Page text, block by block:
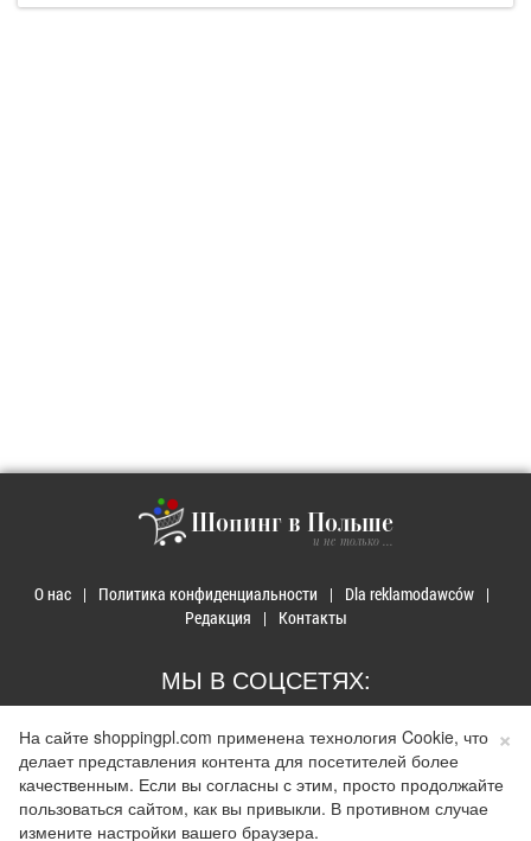
Шопинг в Польше
и не только ...
О нас Политика конфиденциальности
Dla reklamodawców
Редакция
Контакты
МЫ В СОЦСЕТЯХ:
© 2026 Покупки в Польше. Developed byRealnet.cf.Depositphotos
Использование материалов допускается только при наличии активной ссылки на
×
На сайте shoppingpl.com применена технология Cookie, что
делает представления контента для посетителей более
качественным. Если вы согласны с этим, просто продолжайте
пользоваться сайтом, как вы привыкли. В противном случае
измените настройки вашего браузера.